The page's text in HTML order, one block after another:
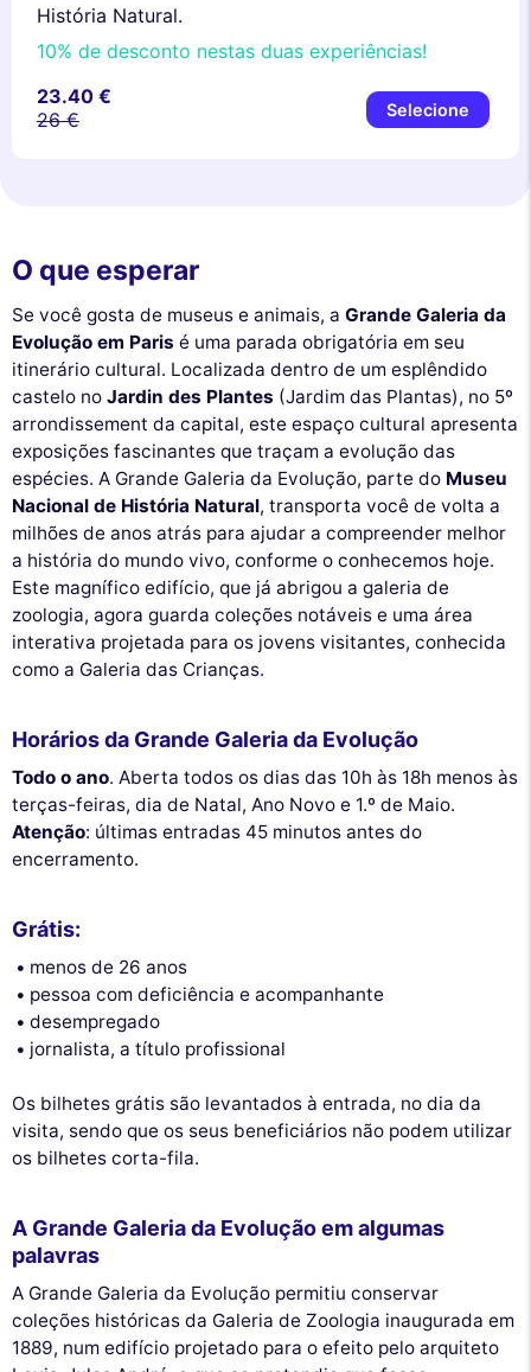
História Natural.
10% de desconto nestas duas experiências!
23.40 €
26 €
Selecione
O que esperar
Se você gosta de museus e animais, a Grande Galeria da
Evolução em Paris é uma parada obrigatória em seu
itinerário cultural. Localizada dentro de um esplêndido
castelo no Jardin des Plantes (Jardim das Plantas), no 5º
arrondissement da capital, este espaço cultural apresenta
exposições fascinantes que traçam a evolução das
espécies. A Grande Galeria da Evolução, parte do Museu
Nacional de História Natural, transporta você de volta a
milhões de anos atrás para ajudar a compreender melhor
a história do mundo vivo, conforme o conhecemos hoje.
Este magnífico edifício, que já abrigou a galeria de
zoologia, agora guarda coleções notáveis e uma área
interativa projetada para os jovens visitantes, conhecida
como a Galeria das Crianças.
Horários da Grande Galeria da Evolução
Todo o ano. Aberta todos os dias das 10h às 18h menos às
terças-feiras, dia de Natal, Ano Novo e 1.º de Maio.
Atenção: últimas entradas 45 minutos antes do
encerramento.
Grátis:
menos de 26 anos
pessoa com deficiência e acompanhante
desempregado
jornalista, a título profissional
Os bilhetes grátis são levantados à entrada, no dia da
visita, sendo que os seus beneficiários não podem utilizar
os bilhetes corta-fila.
A Grande Galeria da Evolução em algumas
palavras
A Grande Galeria da Evolução permitiu conservar
coleções históricas da Galeria de Zoologia inaugurada em
1889, num edifício projetado para o efeito pelo arquiteto